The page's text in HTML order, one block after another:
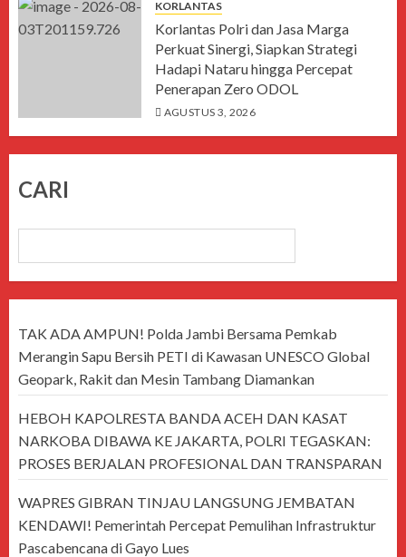
KORLANTAS
Korlantas Polri dan Jasa Marga
Perkuat Sinergi, Siapkan Strategi
Hadapi Nataru hingga Percepat
Penerapan Zero ODOL
AGUSTUS 3, 2026
CARI
TAK ADA AMPUN! Polda Jambi Bersama Pemkab
Merangin Sapu Bersih PETI di Kawasan UNESCO Global
Geopark, Rakit dan Mesin Tambang Diamankan
HEBOH KAPOLRESTA BANDA ACEH DAN KASAT
NARKOBA DIBAWA KE JAKARTA, POLRI TEGASKAN:
PROSES BERJALAN PROFESIONAL DAN TRANSPARAN
WAPRES GIBRAN TINJAU LANGSUNG JEMBATAN
KENDAWI! Pemerintah Percepat Pemulihan Infrastruktur
Pascabencana di Gayo Lues